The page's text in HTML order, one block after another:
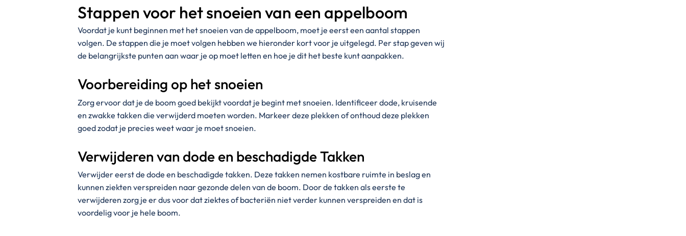
Stappen voor het snoeien van een appelboom
Voordat je kunt beginnen met het snoeien van de appelboom, moet je eerst een aantal stappen
volgen. De stappen die je moet volgen hebben we hieronder kort voor je uitgelegd. Per stap geven wij
de belangrijkste punten aan waar je op moet letten en hoe je dit het beste kunt aanpakken.
Voorbereiding op het snoeien
Zorg ervoor dat je de boom goed bekijkt voordat je begint met snoeien. Identificeer dode, kruisende
en zwakke takken die verwijderd moeten worden. Markeer deze plekken of onthoud deze plekken
goed zodat je precies weet waar je moet snoeien.
Verwijderen van dode en beschadigde Takken
Verwijder eerst de dode en beschadigde takken. Deze takken nemen kostbare ruimte in beslag en
kunnen ziekten verspreiden naar gezonde delen van de boom. Door de takken als eerste te
verwijderen zorg je er dus voor dat ziektes of bacteriën niet verder kunnen verspreiden en dat is
voordelig voor je hele boom.